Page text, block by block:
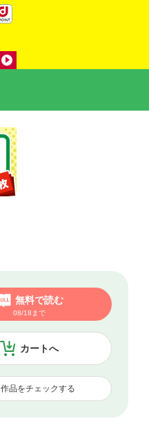
カートへ
無料で読む
08/18まで
作品をチェックする